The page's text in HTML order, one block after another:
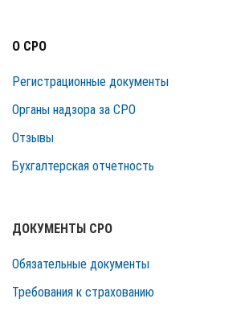
О СРО
Регистрационные документы
Органы надзора за СРО
Отзывы
Бухгалтерская отчетность
ДОКУМЕНТЫ СРО
Обязательные документы
Требования к страхованию